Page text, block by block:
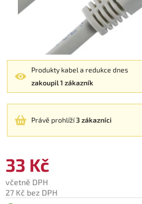
Produkty kabel a redukce dnes
zakoupil 1 zákazník
Právě prohlíží3 zákazníci
33 Kč
včetně DPH
27 Kč bez DPH